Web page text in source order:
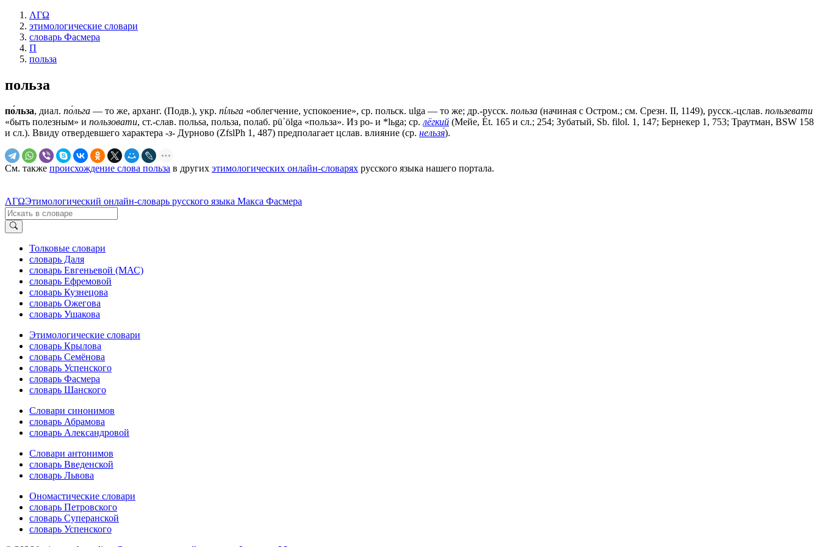
ΛΓΩ
этимологические словари
словарь Фасмера
П
польза
польза
по́льза, диал. по́льга — то же, арханг. (Подв.), укр. пíльга «облегчение, успокоение», ср. польск. ulgа — то же; др.-русск. польза (начиная с Остром.; см. Срезн. II, 1149), русск.-цслав. пользевати
«быть полезным» и пользовати, ст.-слав. польѕа, польза, полаб. рü᾽ölgа «польза». Из ро- и *lьgа; ср. лёгкий (Мейе, Ét. 165 и сл.; 254; Зубатый, Sb. filol. 1, 147; Бернекер 1, 753; Траутман, ВSW 158
и сл.). Ввиду отвердевшего характера -з- Дурново (ZfslPh 1, 487) предполагает цслав. влияние (ср. нельзя́).
См. также происхождение слова польза в других этимологических онлайн-словарях русского языка нашего портала.
ΛΓΩЭтимологический онлайн-словарь русского языка Макса Фасмера
Толковые словари
словарь Даля
словарь Евгеньевой (МАС)
словарь Ефремовой
словарь Кузнецова
словарь Ожегова
словарь Ушакова
Этимологические словари
словарь Крылова
словарь Семёнова
словарь Успенского
словарь Фасмера
словарь Шанского
Словари синонимов
словарь Абрамова
словарь Александровой
Словари антонимов
словарь Введенской
словарь Львова
Ономастические словари
словарь Петровского
словарь Суперанской
словарь Успенского